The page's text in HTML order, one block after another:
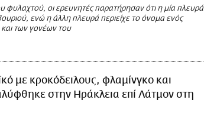
φυλαχτού, οι ερευνητές παρατήρησαν ότι η μία πλευρά
ενώ η άλλη πλευρά περιείχε το όνομα ενός
των γονέων του
με κροκόδειλους, φλαμίνγκο και
στην Ηράκλεια επί Λάτμον στη